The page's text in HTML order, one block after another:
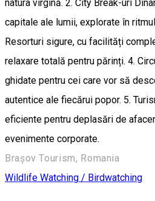
natura virgină. 2. City Break-uri
capitale ale lumii, explorate în
Resorturi sigure, cu facilități
relaxare totală pentru părinți. 4.
ghidate pentru cei care vor să
autentice ale fiecărui popor. 5.
eficiente pentru deplasări de
evenimente corporate.
Brașov Tourism, Romania
Wildlife Watching / Birdwatching